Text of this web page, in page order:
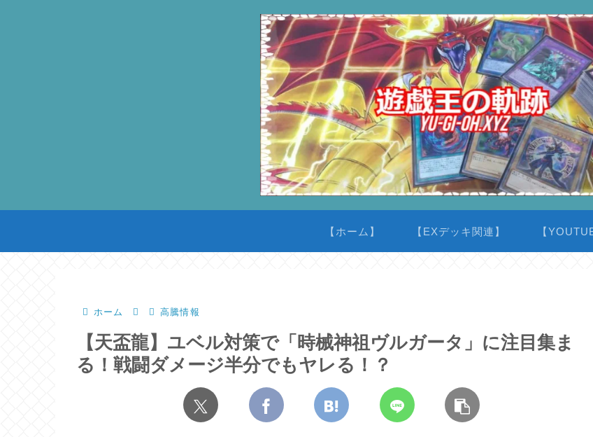
【ホーム】 【EXデッキ関連】 【
ホーム 高騰情報
【天盃龍】ユベル対策で「時械神祖ヴルガータ」に注目集ま
る！戦闘ダメージ半分でもヤレる！？